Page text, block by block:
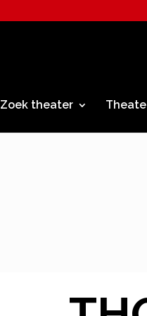
Zoek theater